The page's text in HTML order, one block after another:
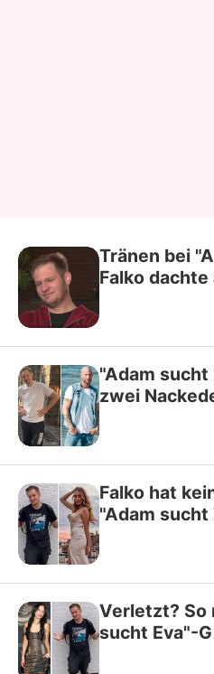
Tränen bei
Falko
"Adam sucht
zwei
Falko hat
"Adam
Verletzt? So
sucht Eva"-